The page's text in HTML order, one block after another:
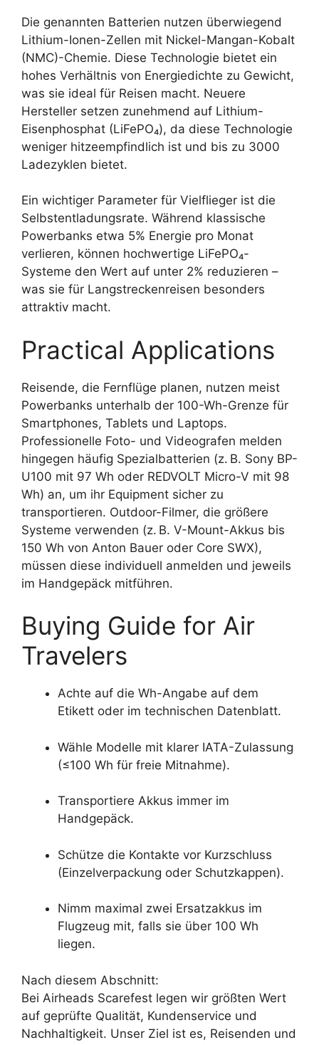
Die genannten Batterien nutzen überwiegend
Lithium-Ionen-Zellen mit Nickel-Mangan-Kobalt
(NMC)-Chemie. Diese Technologie bietet ein
hohes Verhältnis von Energiedichte zu Gewicht,
was sie ideal für Reisen macht. Neuere
Hersteller setzen zunehmend auf Lithium-
Eisenphosphat (LiFePO₄), da diese Technologie
weniger hitzeempfindlich ist und bis zu 3000
Ladezyklen bietet.
Ein wichtiger Parameter für Vielflieger ist die
Selbstentladungsrate. Während klassische
Powerbanks etwa 5% Energie pro Monat
verlieren, können hochwertige LiFePO₄-
Systeme den Wert auf unter 2% reduzieren –
was sie für Langstreckenreisen besonders
attraktiv macht.
Practical Applications
Reisende, die Fernflüge planen, nutzen meist
Powerbanks unterhalb der 100-Wh-Grenze für
Smartphones, Tablets und Laptops.
Professionelle Foto- und Videografen melden
hingegen häufig Spezialbatterien (z. B. Sony BP-
U100 mit 97 Wh oder REDVOLT Micro-V mit 98
Wh) an, um ihr Equipment sicher zu
transportieren. Outdoor-Filmer, die größere
Systeme verwenden (z. B. V-Mount-Akkus bis
150 Wh von Anton Bauer oder Core SWX),
müssen diese individuell anmelden und jeweils
im Handgepäck mitführen.
Buying Guide for Air
Travelers
Achte auf die Wh-Angabe auf dem
Etikett oder im technischen Datenblatt.
Wähle Modelle mit klarer IATA-Zulassung
(≤100 Wh für freie Mitnahme).
Transportiere Akkus immer im
Handgepäck.
Schütze die Kontakte vor Kurzschluss
(Einzelverpackung oder Schutzkappen).
Nimm maximal zwei Ersatzakkus im
Flugzeug mit, falls sie über 100 Wh
liegen.
Nach diesem Abschnitt:
Bei Airheads Scarefest legen wir größten Wert
auf geprüfte Qualität, Kundenservice und
Nachhaltigkeit. Unser Ziel ist es, Reisenden und